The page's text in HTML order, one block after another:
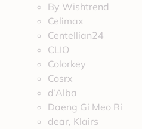
By Wishtrend
Celimax
Centellian24
CLIO
Colorkey
Cosrx
d’Alba
Daeng Gi Meo Ri
dear, Klairs